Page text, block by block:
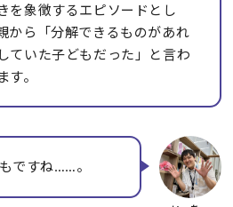
を象徴するエピソードとし
から「分解できるものがあれ
ていた子どもだった」と言わ
す。
ですね……。